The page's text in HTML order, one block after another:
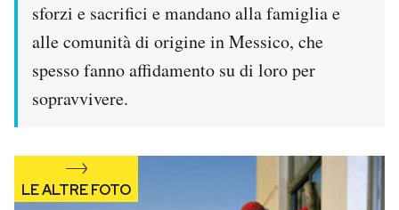
sforzi e sacrifici e mandano alla famiglia e
alle comunità di origine in Messico, che
spesso fanno affidamento su di loro per
sopravvivere.